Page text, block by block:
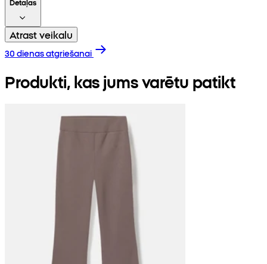
Detaļas
Atrast veikalu
30 dienas atgriešanai
Produkti, kas jums varētu patikt